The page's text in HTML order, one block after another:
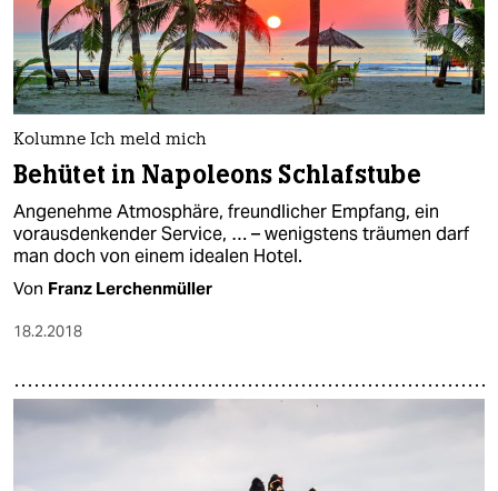
Kolumne Ich meld mich
Behütet in Napoleons Schlafstube
Angenehme Atmosphäre, freundlicher Empfang, ein
vorausdenkender Service, … – wenigstens träumen darf
man doch von einem idealen Hotel.
Von Franz Lerchenmüller
18.2.2018